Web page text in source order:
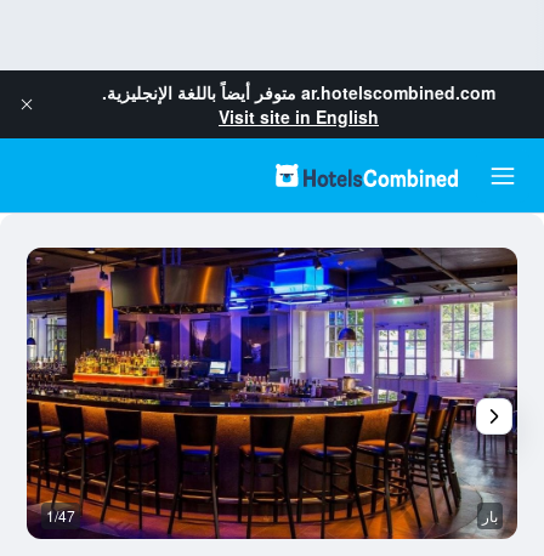
ar.hotelscombined.com متوفر أيضاً باللغة الإنجليزية.
Visit site in English
بار 1/47